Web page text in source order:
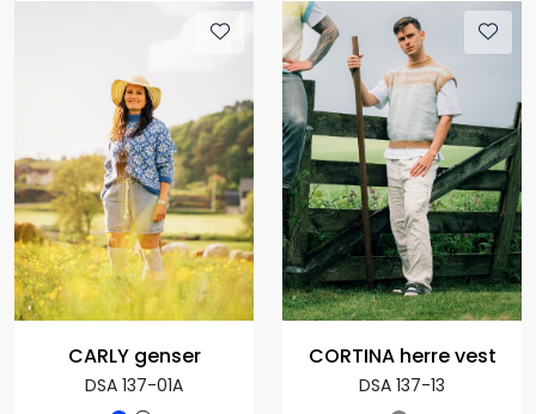
CARLY genser
DSA 137-01A
CORTINA herre vest
DSA 137-13